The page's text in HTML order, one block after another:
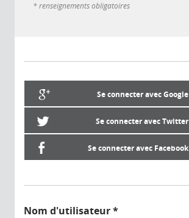
* renseignements obligatoires
Se connecter avec Google
Se connecter avec Twitter
Se connecter avec Facebook
Nom d'utilisateur*